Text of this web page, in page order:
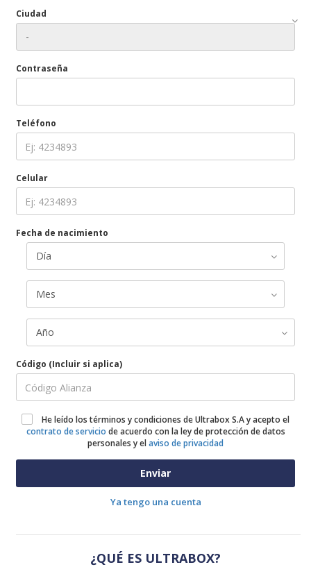
Ciudad
Contraseña
Teléfono
Celular
Fecha de nacimiento
Código (Incluir si aplica)
He leído los términos y condiciones de Ultrabox S.A y acepto el
contrato de servicio de acuerdo con la ley de protección de datos
personales y elaviso de privacidad
Enviar
Ya tengo una cuenta
¿QUÉ ES ULTRABOX?